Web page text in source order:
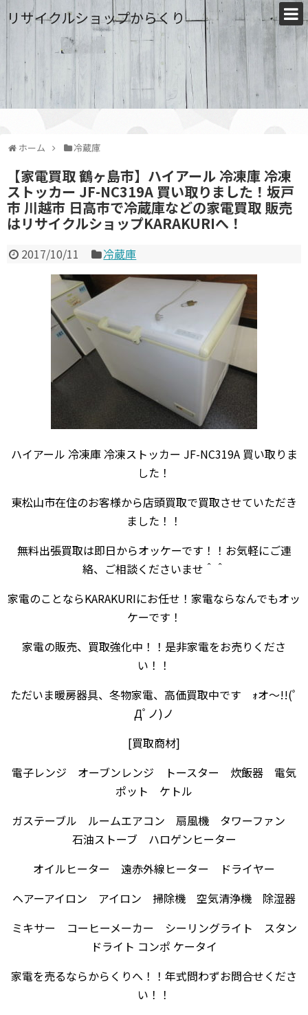
リサイクルショップからくり
ホーム 冷蔵庫
【家電買取 鶴ヶ島市】ハイアール 冷凍庫 冷凍
ストッカー JF-NC319A 買い取りました！坂戸
市 川越市 日高市で冷蔵庫などの家電買取 販売
はリサイクルショップKARAKURIへ！
2017/10/11 冷蔵庫
ハイアール 冷凍庫 冷凍ストッカー JF-NC319A 買い取りま
した！
東松山市在住のお客様から店頭買取で買取させていただき
ました！！
無料出張買取は即日からオッケーです！！お気軽にご連
絡、ご相談くださいませ＾＾
家電のことならKARAKURIにお任せ！家電ならなんでもオッ
ケーです！
家電の販売、買取強化中！！是非家電をお売りくださ
い！！
ただいま暖房器具、冬物家電、高価買取中です ｫオ～!!(ﾟ
Дﾟノ)ノ
[買取商材]
電子レンジ オーブンレンジ トースター 炊飯器 電気
ポット ケトル
ガステーブル ルームエアコン 扇風機 タワーファン
石油ストーブ ハロゲンヒーター
オイルヒーター 遠赤外線ヒーター ドライヤー
ヘアーアイロン アイロン 掃除機 空気清浄機 除湿器
ミキサー コーヒーメーカー シーリングライト スタン
ドライト コンポ ケータイ
家電を売るならからくりへ！！年式問わずお問合せくださ
い！！